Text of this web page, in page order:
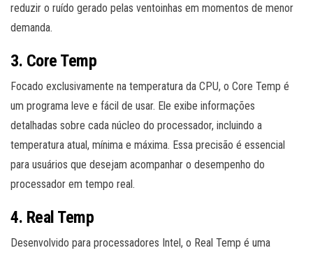
reduzir o ruído gerado pelas ventoinhas em momentos de menor
demanda.
3. Core Temp
Focado exclusivamente na temperatura da CPU, o Core Temp é
um programa leve e fácil de usar. Ele exibe informações
detalhadas sobre cada núcleo do processador, incluindo a
temperatura atual, mínima e máxima. Essa precisão é essencial
para usuários que desejam acompanhar o desempenho do
processador em tempo real.
4. Real Temp
Desenvolvido para processadores Intel, o Real Temp é uma